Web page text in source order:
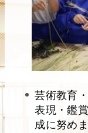
芸術教育
表現・鑑
成に努めま